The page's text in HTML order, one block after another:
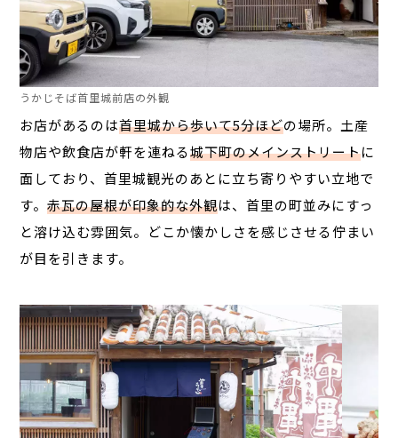
うかじそば首里城前店の外観
お店があるのは首里城から歩いて5分ほどの場所。土産
物店や飲食店が軒を連ねる城下町のメインストリートに
面しており、首里城観光のあとに立ち寄りやすい立地で
す。赤瓦の屋根が印象的な外観は、首里の町並みにすっ
と溶け込む雰囲気。どこか懐かしさを感じさせる佇まい
が目を引きます。